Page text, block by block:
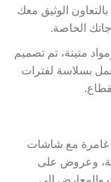
الوثيق معك
الخاصة.
متينة، تم تصميم
بسلاسة لفترات
غامرة مع شاشات
وعروض على
والمعارض إلى